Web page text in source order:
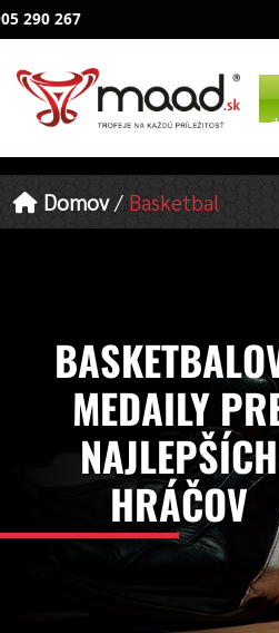
Domov/ Basketbal
MEDAILY
NAJLEPŠÍCH
HRÁČOV